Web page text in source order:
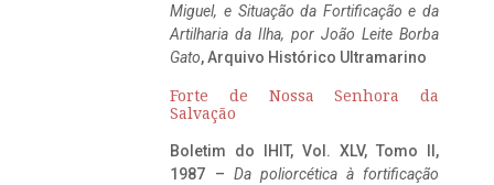
Miguel, e Situação da Fortificação e da
Artilharia da Ilha, por João Leite Borba
Gato, Arquivo Histórico Ultramarino
Forte de Nossa Senhora da
Salvação
Boletim do IHIT, Vol. XLV, Tomo II,
1987 – Da poliorcética à fortificação